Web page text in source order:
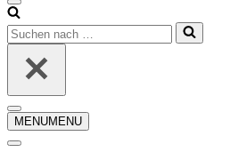
Navigationsmenü
Suchen
nach …
Navigationsmenü
MENUMENU